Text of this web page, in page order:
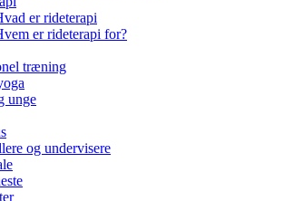
er rideterapi
er rideterapi for?
træning
unge
og undervisere